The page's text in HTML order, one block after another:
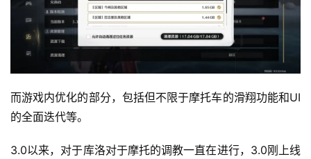
而游戏内优化的部分，包括但不限于摩托车的滑翔功能和UI
的全面迭代等。
3.0以来，对于库洛对于摩托的调教一直在进行，3.0刚上线